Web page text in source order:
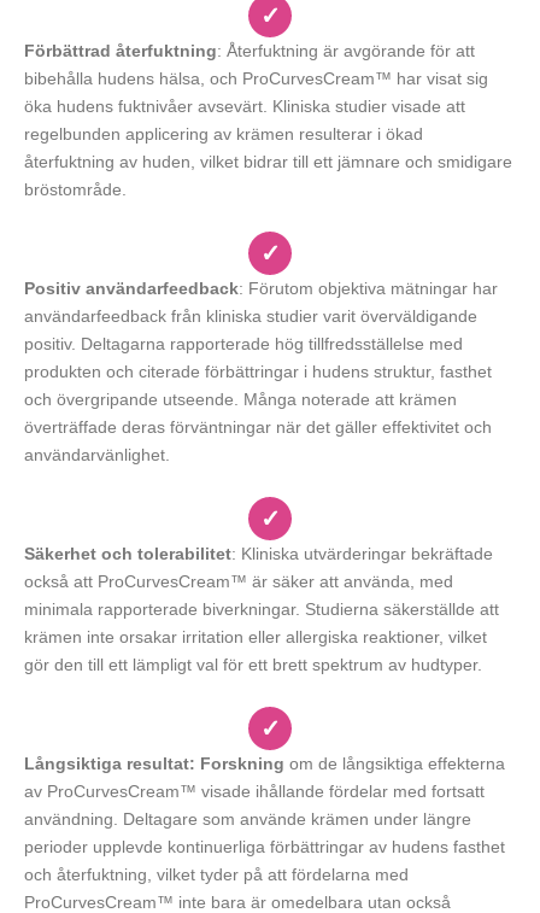
✓
Förbättrad återfuktning: Återfuktning är avgörande för att
bibehålla hudens hälsa, och ProCurvesCream™ har visat sig
öka hudens fuktnivåer avsevärt. Kliniska studier visade att
regelbunden applicering av krämen resulterar i ökad
återfuktning av huden, vilket bidrar till ett jämnare och smidigare
bröstområde.
✓
Positiv användarfeedback: Förutom objektiva mätningar har
användarfeedback från kliniska studier varit överväldigande
positiv. Deltagarna rapporterade hög tillfredsställelse med
produkten och citerade förbättringar i hudens struktur, fasthet
och övergripande utseende. Många noterade att krämen
överträffade deras förväntningar när det gäller effektivitet och
användarvänlighet.
✓
Säkerhet och tolerabilitet: Kliniska utvärderingar bekräftade
också att ProCurvesCream™ är säker att använda, med
minimala rapporterade biverkningar. Studierna säkerställde att
krämen inte orsakar irritation eller allergiska reaktioner, vilket
gör den till ett lämpligt val för ett brett spektrum av hudtyper.
✓
Långsiktiga resultat: Forskning om de långsiktiga effekterna
av ProCurvesCream™ visade ihållande fördelar med fortsatt
användning. Deltagare som använde krämen under längre
perioder upplevde kontinuerliga förbättringar av hudens fasthet
och återfuktning, vilket tyder på att fördelarna med
ProCurvesCream™ inte bara är omedelbara utan också